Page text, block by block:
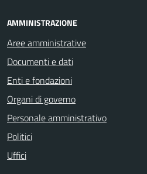
AMMINISTRAZIONE
Aree amministrative
Documenti e dati
Enti e fondazioni
Organi di governo
Personale amministrativo
Politici
Uffici